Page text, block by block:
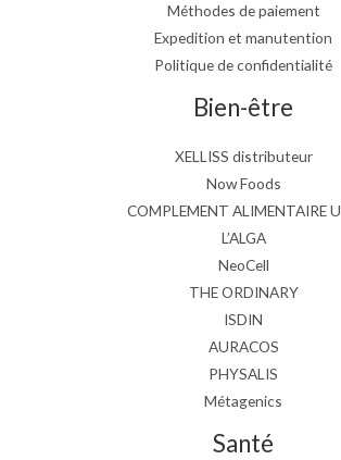
Méthodes de paiement
Expedition et manutention
Politique de confidentialité
Bien-être
XELLISS distributeur
Now Foods
COMPLEMENT ALIMENTAIRE
L’ALGA
NeoCell
THE ORDINARY
ISDIN
AURACOS
PHYSALIS
Métagenics
Santé